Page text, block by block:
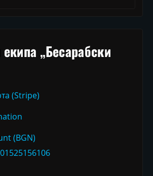
„Бесарабски
(Stripe)
(BGN)